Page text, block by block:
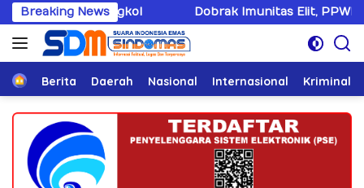
Langsung
ke
konten
Breaking NewsDobrak Imunitas Elit, PPWI Minta Mabes Polri
HomeBerita Daerah Nasional Internasional Kriminal